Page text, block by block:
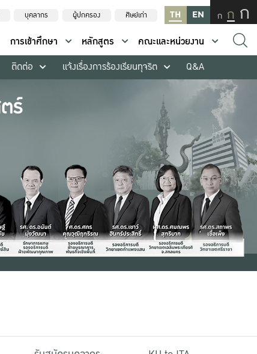
บุคลากร ผู้ปกครอง ศิษย์เก่า TH EN ก ก ก
การเข้าศึกษา หลักสูตร
คณะและหน่วยงาน
ติดต่อ แจ้งเรื่องการร้องเรียนทุจริต Q&A